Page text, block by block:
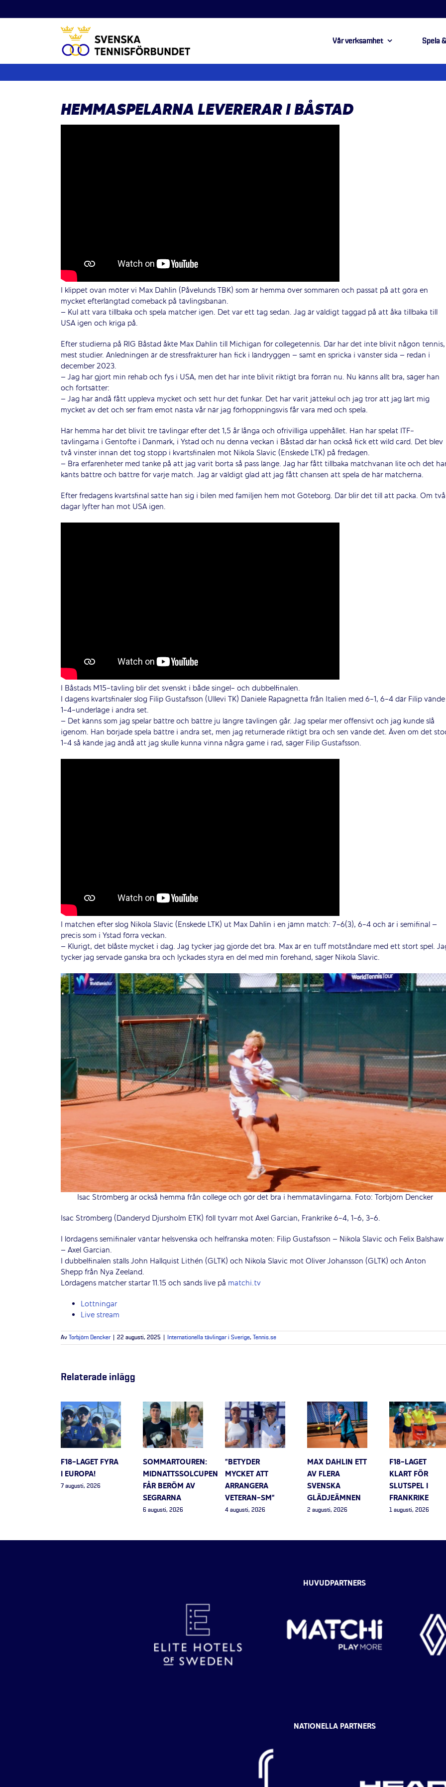
till
Vår verksamhet Spela
HEMMASPELARNA LEVERERAR I BÅSTAD
I klippet ovan möter vi Max Dahlin (Påvelunds TBK) som är hemma över sommaren och passat på att göra en
mycket efterlängtad comeback på tävlingsbanan.
– Kul att vara tillbaka och spela matcher igen. Det var ett tag sedan. Jag är väldigt taggad på att åka tillbaka till
USA igen och kriga på.
Efter studierna på RIG Båstad åkte Max Dahlin till Michigan för collegetennis. Där har det inte blivit någon tennis,
mest studier. Anledningen är de stressfrakturer han fick i ländryggen – samt en spricka i vänster sida – redan i
december 2023.
– Jag har gjort min rehab och fys i USA, men det har inte blivit riktigt bra förrän nu. Nu känns allt bra, säger han
och fortsätter:
– Jag har ändå fått uppleva mycket och sett hur det funkar. Det har varit jättekul och jag tror att jag lärt mig
mycket av det och ser fram emot nästa vår när jag förhoppningsvis får vara med och spela.
Här hemma har det blivit tre tävlingar efter det 1,5 år långa och ofrivilliga uppehållet. Han har spelat ITF-
tävlingarna i Gentofte i Danmark, i Ystad och nu denna veckan i Båstad där han också fick ett wild card. Det blev
två vinster innan det tog stopp i kvartsfinalen mot Nikola Slavic (Enskede LTK) på fredagen.
– Bra erfarenheter med tanke på att jag varit borta så pass länge. Jag har fått tillbaka matchvanan lite och det
känts bättre och bättre för varje match. Jag är väldigt glad att jag fått chansen att spela de här matcherna.
Efter fredagens kvartsfinal satte han sig i bilen med familjen hem mot Göteborg. Där blir det till att packa. Om två
dagar lyfter han mot USA igen.
I Båstads M15-tävling blir det svenskt i både singel- och dubbelfinalen.
I dagens kvartsfinaler slog Filip Gustafsson (Ullevi TK) Daniele Rapagnetta från Italien med 6-1, 6-4 där Filip vände
1-4-underläge i andra set.
– Det känns som jag spelar bättre och bättre ju längre tävlingen går. Jag spelar mer offensivt och jag kunde slå
igenom. Han började spela bättre i andra set, men jag returnerade riktigt bra och sen vände det. Även om det
1-4 så kände jag ändå att jag skulle kunna vinna några game i rad, säger Filip Gustafsson.
I matchen efter slog Nikola Slavic (Enskede LTK) ut Max Dahlin i en jämn match: 7-6(3), 6-4 och är i semifinal –
precis som i Ystad förra veckan.
– Klurigt, det blåste mycket i dag. Jag tycker jag gjorde det bra. Max är en tuff motståndare med ett stort spel.
tycker jag servade ganska bra och lyckades styra en del med min forehand, säger Nikola Slavic.
Isac Strömberg är också hemma från college och gör det bra i hemmatävlingarna. Foto: Torbjörn Dencker
Isac Strömberg (Danderyd Djursholm ETK) föll tyvärr mot Axel Garcian, Frankrike 6-4, 1-6, 3-6.
I lördagens semifinaler väntar helsvenska och helfranska möten: Filip Gustafsson – Nikola Slavic och Felix Balshaw
– Axel Garcian.
I dubbelfinalen ställs John Hallquist Lithén (GLTK) och Nikola Slavic mot Oliver Johansson (GLTK) och Anton
Shepp från Nya Zeeland.
Lördagens matcher startar 11.15 och sänds live på matchi.tv
Lottningar
Live stream
Av Torbjörn Dencker 22 augusti, 2025 Internationella tävlingar i Sverige, Tennis.se
Relaterade inlägg
F18-LAGET FYRA
I EUROPA!
7 augusti, 2026
SOMMARTOUREN:
MIDNATTSSOLCUPEN
FÅR BERÖM AV
SEGRARNA
6 augusti, 2026
”BETYDER
MYCKET ATT
ARRANGERA
VETERAN-SM”
4 augusti, 2026
MAX DAHLIN ETT
AV FLERA
SVENSKA
GLÄDJEÄMNEN
2 augusti, 2026
F18-LAGET
KLART FÖR
SLUTSPEL I
FRANKRIKE
1 augusti, 2026
HUVUDPARTNERS
NATIONELLA PARTNERS